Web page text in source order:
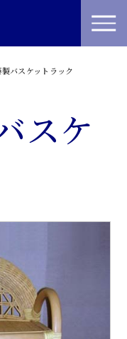
バスケットラック
スケ